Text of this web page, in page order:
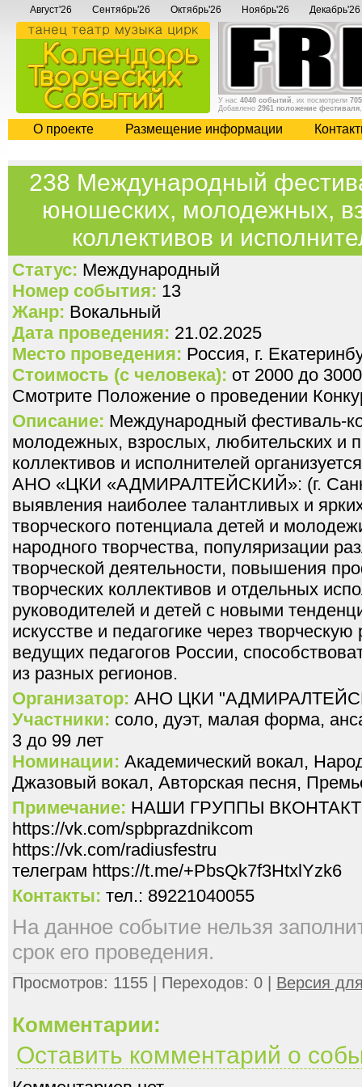
Август'26 Сентябрь'26 Октябрь'26 Ноябрь'26 Декабрь'26
У нас 4040 событий , их посмотрели
Добавлено 2961 положение фестиваля
О проекте Размещение информации
238 Международный
юношеских, молодежных,
коллективов и
Статус: Международный
Номер события: 13
Жанр: Вокальный
Дата проведения: 21.02.2025
Место проведения: Россия, г.
Стоимость (с человека): от 2000 до
Смотрите Положение о проведении
Описание: Международный фестиваль-
молодежных, взрослых, любительских и
коллективов и исполнителей
АНО «ЦКИ «АДМИРАЛТЕЙСКИЙ»: (г.
выявления наиболее талантливых и
творческого потенциала детей и
народного творчества, популяризации
творческой деятельности, повышения
творческих коллективов и отдельных
руководителей и детей с новыми
искусстве и педагогике через
ведущих педагогов России,
из разных регионов.
Организатор: АНО ЦКИ
Участники: соло, дуэт, малая форма,
3 до 99 лет
Номинации: Академический вокал,
Джазовый вокал, Авторская песня,
Примечание: НАШИ ГРУППЫ
https://vk.com/spbprazdnikcom
https://vk.com/radiusfestru
телеграм https://t.me/+PbsQk7f3HtxlYzk6
Контакты: тел.: 89221040055
На данное событие нельзя
срок его проведения.
Просмотров: 1155 | Переходов: 0 | Версия
Комментарии:
Оставить комментарий о